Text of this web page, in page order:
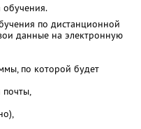
обучения.
по дистанционной
данные на электронную
по которой будет
почты,